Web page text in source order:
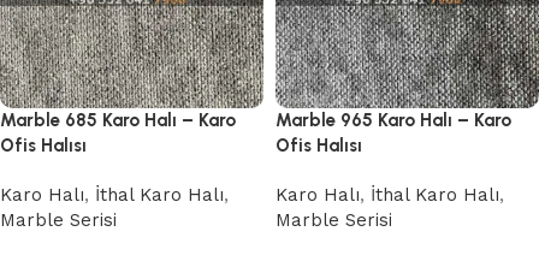
Marble 685 Karo Halı – Karo
Ofis Halısı
Karo Halı, İthal Karo Halı,
Marble Serisi
Marble 965 Karo Halı – Karo
Ofis Halısı
Karo Halı, İthal Karo Halı,
Marble Serisi